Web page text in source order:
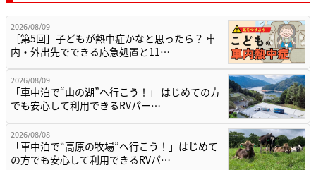
2026/08/09
［第5回］子どもが熱中症かなと思ったら？ 車
内・外出先でできる応急処置と11…
2026/08/09
「車中泊で“山の湖”へ行こう！」 はじめての方
でも安心して利用できるRVパー…
2026/08/08
「車中泊で“高原の牧場”へ行こう！」はじめて
の方でも安心して利用できるRVパ…